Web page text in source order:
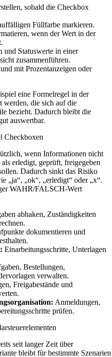
sobald die Checkbox
Füllfarbe markieren.
wenn der Wert in der
und Statuswerte in einer
zusammenführen.
mit Prozentanzeigen oder
eine Formelregel in der
werden, die sich auf die
bezieht. Dadurch bleibt die
auswertbar.
Checkboxen
wenn Informationen nicht
erledigt, geprüft, freigegeben
Dadurch sinkt das Risiko
„ja“, „ok“, „erledigt“ oder „x“.
WAHR/FALSCH-Wert
abhaken, Zuständigkeiten
dokumentieren und
Einarbeitungsschritte, Unterlagen
Bestellungen,
verwalten.
Freigabestände und
Anmeldungen,
prüfen.
seit langer Zeit über
bleibt für bestimmte Szenarien